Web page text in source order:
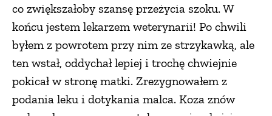
co zwiększałoby szansę przeżycia szoku. W
końcu jestem lekarzem weterynarii! Po chwili
byłem z powrotem przy nim ze strzykawką, ale
ten wstał, oddychał lepiej i trochę chwiejnie
pokicał w stronę matki. Zrezygnowałem z
podania leku i dotykania malca. Koza znów